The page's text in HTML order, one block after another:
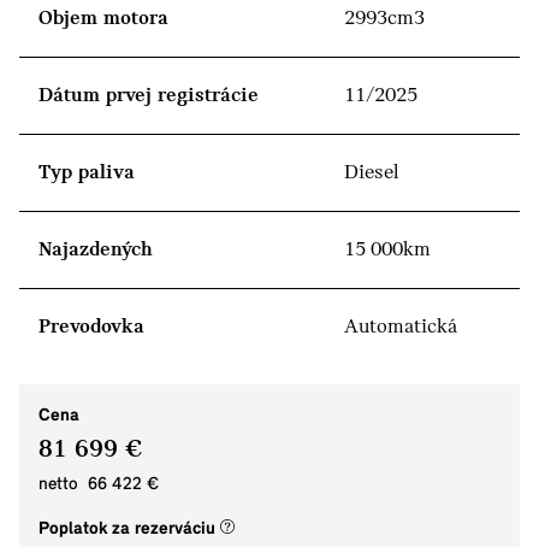
Objem motora 2993cm3
Dátum prvej registrácie 11/2025
Typ paliva Diesel
Najazdených 15 000km
Prevodovka Automatická
Cena
81 699 €
netto 66 422 €
Poplatok za rezerváciu (nové okno)